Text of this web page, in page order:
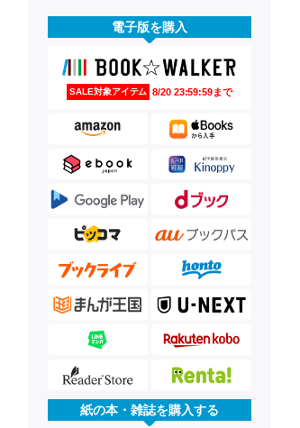
電子版を購入
SALE対象アイテム 8/20 23:59:59まで
紙の本・雑誌を購入する